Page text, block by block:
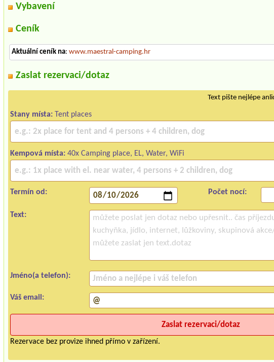
Vybavení
Ceník
Aktuální ceník na: www.maestral-camping.hr
Zaslat rezervaci/dotaz
Text pište nejlépe
Stany místa: Tent places
Kempová místa: 40x Camping place, EL, Water, WiFi
Termín od: Počet nocí:
Text:
Jméno(a telefon):
Váš email:
Rezervace bez provize ihned přímo v zařízení.